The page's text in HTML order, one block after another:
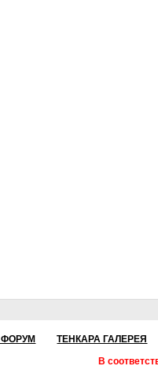
ФОРУМ ТЕНКАРА ГАЛЕРЕЯ
В